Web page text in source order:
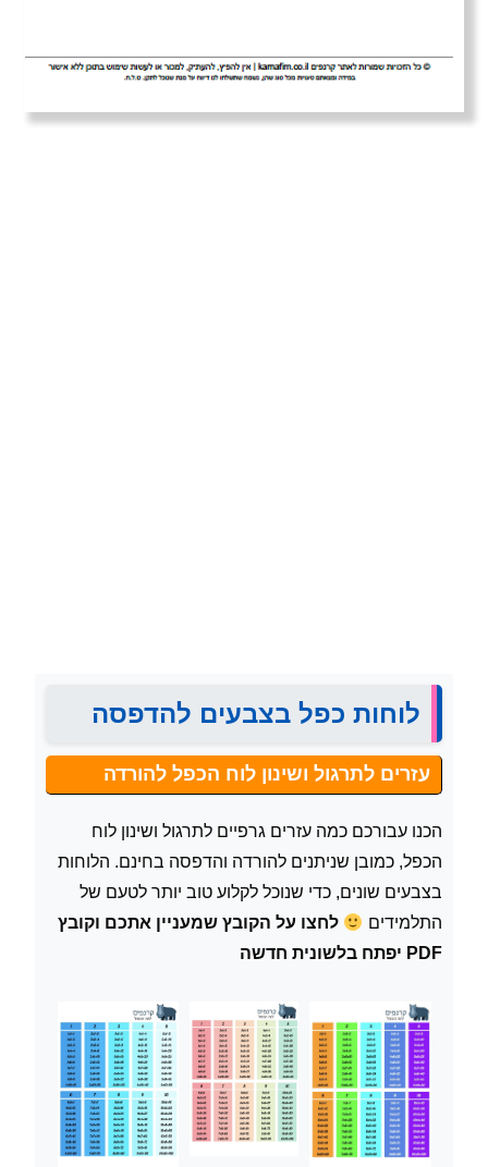
לוחות כפל בצבעים להדפסה
עזרים לתרגול ושינון לוח הכפל להורדה
הכנו עבורכם כמה עזרים גרפיים לתרגול ושינון לוח
הכפל, כמובן שניתנים להורדה והדפסה בחינם. הלוחות
בצבעים שונים, כדי שנוכל לקלוע טוב יותר לטעם של
התלמידים
לחצו על הקובץ שמעניין אתכם וקובץ
PDF יפתח בלשונית חדשה